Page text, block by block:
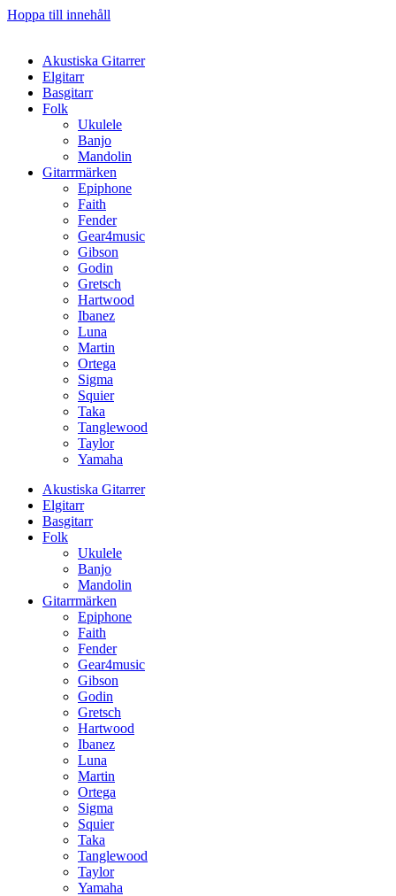
Hoppa till innehåll
Akustiska Gitarrer
Elgitarr
Basgitarr
Folk
Ukulele
Banjo
Mandolin
Gitarrmärken
Epiphone
Faith
Fender
Gear4music
Gibson
Godin
Gretsch
Hartwood
Ibanez
Luna
Martin
Ortega
Sigma
Squier
Taka
Tanglewood
Taylor
Yamaha
Akustiska Gitarrer
Elgitarr
Basgitarr
Folk
Ukulele
Banjo
Mandolin
Gitarrmärken
Epiphone
Faith
Fender
Gear4music
Gibson
Godin
Gretsch
Hartwood
Ibanez
Luna
Martin
Ortega
Sigma
Squier
Taka
Tanglewood
Taylor
Yamaha